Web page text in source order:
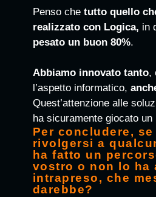
Penso che tutto quello
realizzato con Logica, in
pesato un buon 80%.
Abbiamo innovato tanto,
l’aspetto informatico,
Quest’attenzione alle
ha sicuramente giocato
Per concludere,
rivolgersi a
ha fatto un
vostro o non lo ha
intrapreso, che
darebbe?